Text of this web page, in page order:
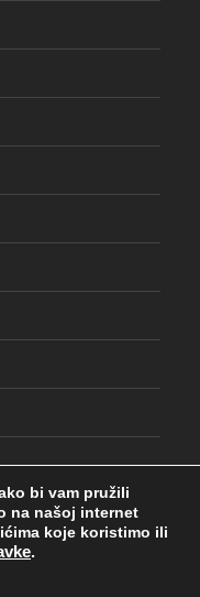
bi vam pružili
na našoj internet
koje koristimo ili
.